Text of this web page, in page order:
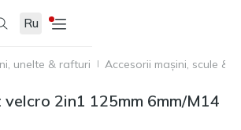
Ru
unelte & rafturi Accesorii mașini, scule &
velcro 2in1 125mm 6mm/М14